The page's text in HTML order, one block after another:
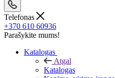
Telefonas
+370 610 60936
Parašykite mums!
Katalogas
Atgal
Katalogas